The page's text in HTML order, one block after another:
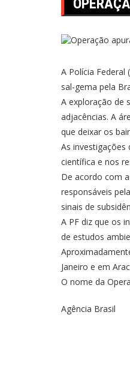
A Polícia
sal-gema pela
A exploração de
adjacências. A
que deixar os
As investigações
científica e nos
De acordo com
responsáveis
sinais de
A PF diz que os
de estudos
Janeiro e em
O nome da
Agência Brasil